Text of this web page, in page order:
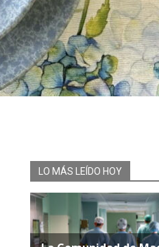
LO MÁS LEÍDO HOY